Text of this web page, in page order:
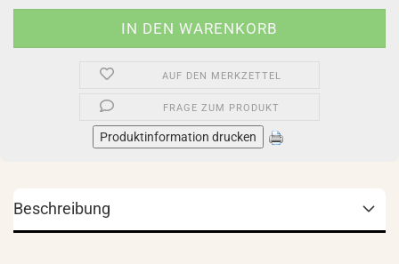
AUF DEN MERKZETTEL
FRAGE ZUM PRODUKT
Produktinformation drucken
Beschreibung